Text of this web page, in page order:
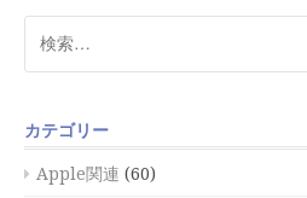
索:
カテゴリー
Apple関連 (60)